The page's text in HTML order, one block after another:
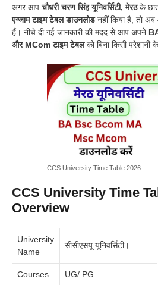
अगर आपचौधरी चरण सिंह यूनिवर्सिटी, मेरठके
एग्जाम टाइम टेबल डाउनलोडनहीं किया है, तो
हैं। नीचे दी गई जानकारी की मदद से आप अपने
और MCom टाइम टेबलको बिना किसी
CCS University Time Table 2026
CCS University Time
Overview
University
Name
सीसीएसयू यूनिवर्सिटी।
Courses UG/ PG